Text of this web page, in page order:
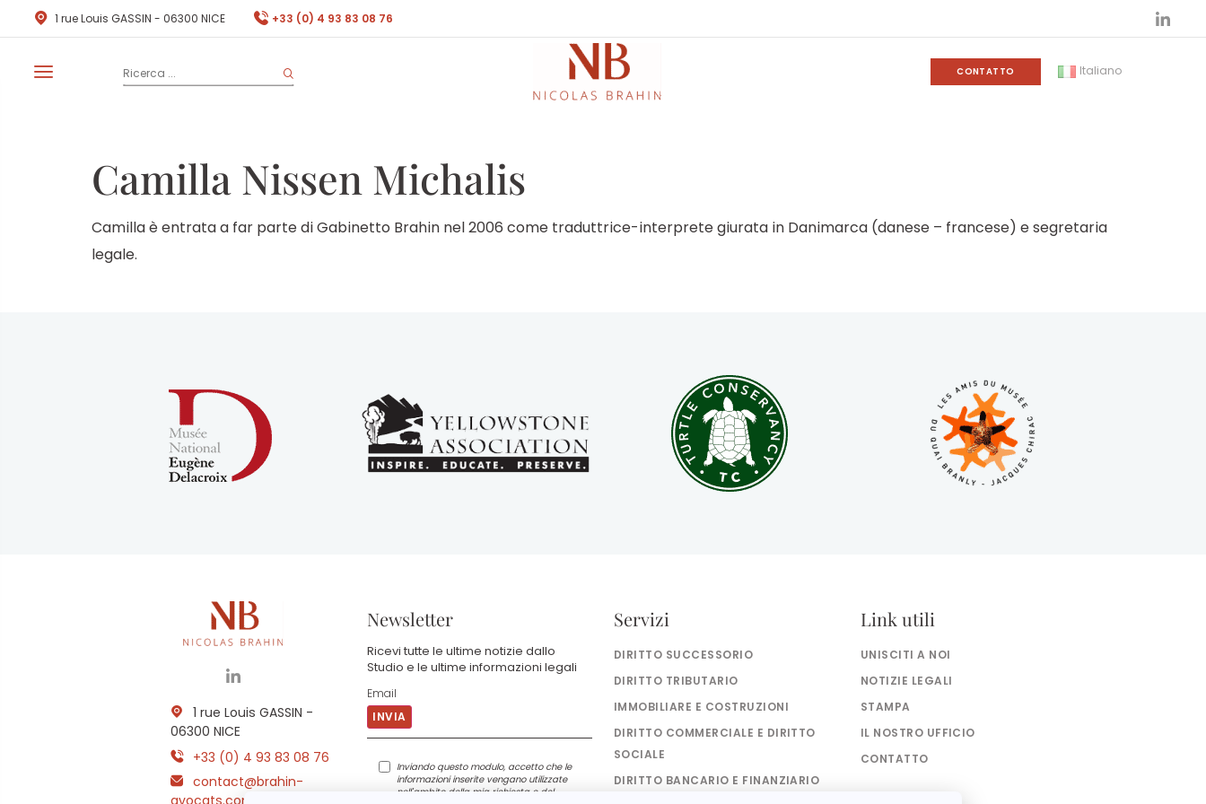
1 rue Louis GASSIN - 06300 NICE +33 (0) 4 93 83 08 76
CONTATTO Italiano
Camilla Nissen Michalis
Camilla è entrata a far parte di Gabinetto Brahin nel 2006 come traduttrice-interprete giurata in Danimarca (danese – francese) e segretaria
legale.
1 rue Louis GASSIN -
06300 NICE
+33 (0) 4 93 83 08 76
contact@brahin-
Newsletter
Ricevi tutte le ultime notizie dallo
Studio e le ultime informazioni legali
Inviando questo modulo, accetto che le
informazioni inserite vengano utilizzate
nell'ambito della mia richiesta e del
Servizi
DIRITTO SUCCESSORIO
DIRITTO TRIBUTARIO
IMMOBILIARE E COSTRUZIONI
DIRITTO COMMERCIALE E DIRITTO
SOCIALE
DIRITTO BANCARIO E FINANZIARIO
Link utili
UNISCITI A NOI
NOTIZIE LEGALI
STAMPA
IL NOSTRO UFFICIO
CONTATTO